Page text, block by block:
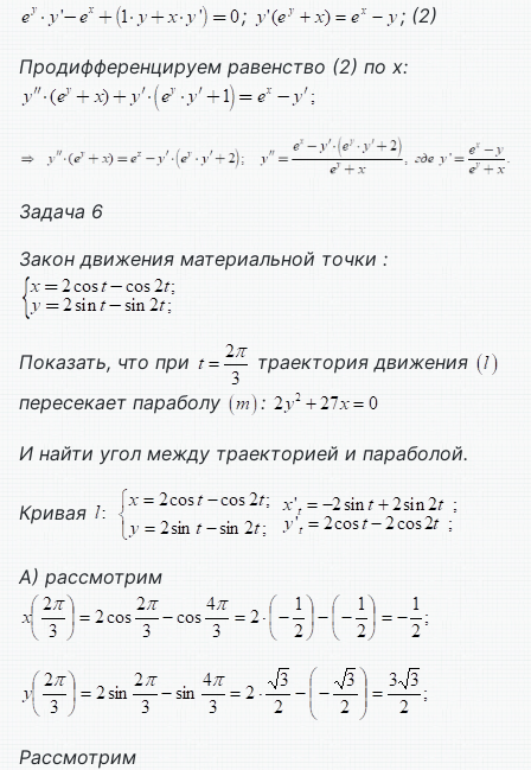
;
; (2)
Продифференцируем равенство (2) по х:
Задача 6
Закон движения материальной точки :
Показать, что при
траектория движения
пересекает параболу
:
И найти угол между траекторией и параболой.
Кривая
А) рассмотрим
Рассмотрим